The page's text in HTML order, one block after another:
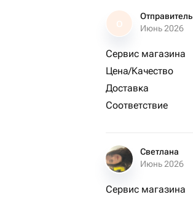
О
Отправитель
Июнь 2026
Сервис магазина
Цена/Качество
Доставка
Соответствие
Светлана
Июнь 2026
Сервис магазина